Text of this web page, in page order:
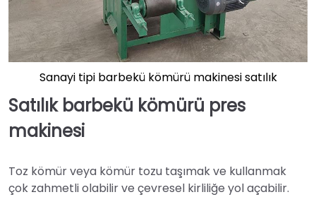
Sanayi tipi barbekü kömürü makinesi satılık
Satılık barbekü kömürü pres
makinesi
Toz kömür veya kömür tozu taşımak ve kullanmak
çok zahmetli olabilir ve çevresel kirliliğe yol açabilir.